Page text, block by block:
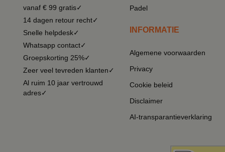
vanaf € 99 gratis✓
14 dagen retour recht✓
Snelle helpdesk✓
Whatsapp contact✓
Groepskorting 25%✓
Zeer veel tevreden klanten✓
Al ruim 10 jaar vertrouwd
adres✓
Padel
INFORMATIE
Algemene voorwaarden
Privacy
Cookie beleid
Disclaimer
AI-transparantieverklaring